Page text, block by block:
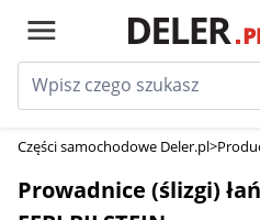
Części samochodowe Deler.pl>
Prowadnice (ślizgi)